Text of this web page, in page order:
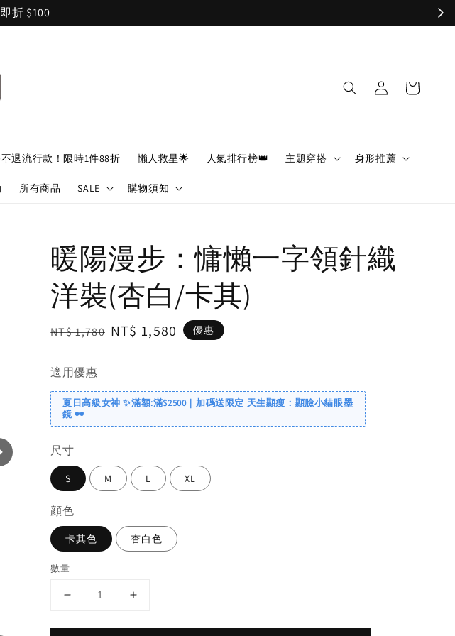
折 $100
退流行款！限時1件88折 懶人救星🌟 人氣排行榜👑 主題穿搭 身形推薦
所有商品 SALE 購物須知
暖陽漫步：慵懶一字領針織
洋裝(杏白/卡其)
Regular
NT$ 1,780 Sale
NT$ 1,580 優惠
適用優惠
夏日高級女神 ✨滿額:滿$2500｜加碼送限定 天生顯瘦：顯臉小貓眼墨
鏡 🕶️
尺寸
S M L XL
顔色
卡其色 杏白色
數量